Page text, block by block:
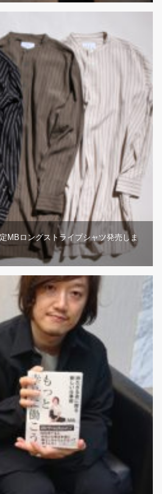
MBロングストライプシャツ発売しま